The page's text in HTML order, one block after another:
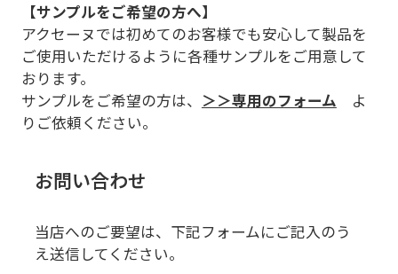
【サンプルをご希望の方へ】
アクセーヌでは初めてのお客様でも安心して製品を
ご使用いただけるように各種サンプルをご用意して
おります。
サンプルをご希望の方は、 ＞＞専用のフォーム よ
りご依頼ください。
お問い合わせ
当店へのご要望は、下記フォームにご記入のう
え送信してください。